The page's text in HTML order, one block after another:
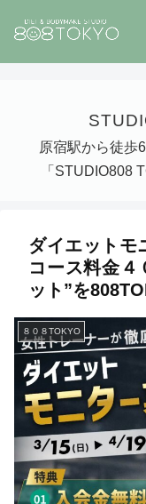
原宿駅から徒歩
「STUDIO808
ダイエットモ
コース料金４
ット”を
８０８TOKYO